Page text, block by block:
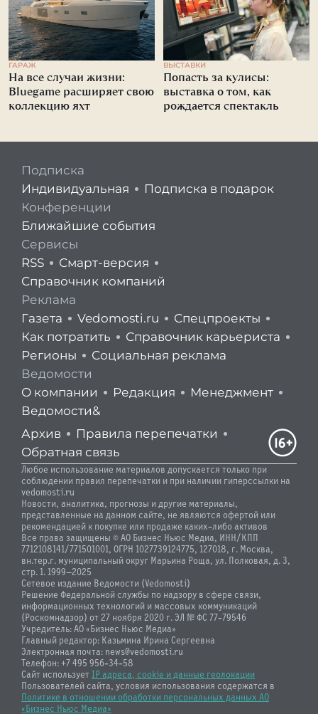
ГАРАЖ
На все случаи жизни:
Bluegame расширяет свою
коллекцию яхт
ВЫСТАВКИ
Попасть за кулисы:
выставка о том, как
рождается спектакль
Подписка
Индивидуальная
Подписка в подарок
Конференции
Ближайшие события
Сервисы
RSS
Смарт-версия
Справочник компаний
Реклама
Газета
Vedomosti.ru
Спецпроекты
Как потратить
Справочник карьериста
Регионы
Социальная реклама
Ведомости
О компании
Редакция
Менеджмент
Ведомости&
Архив
Правила перепечатки
Обратная связь
Любое использование материалов допускается только при
соблюдении правил перепечатки и при наличии гиперссылки на
vedomosti.ru
Новости, аналитика, прогнозы и другие материалы,
представленные на данном сайте, не являются офертой или
рекомендацией к покупке или продаже каких-либо активов
Все права защищены © АО Бизнес Ньюс Медиа, ИНН/КПП
7712108141/771501001, ОГРН 1027739124775, 127018, г. Москва,
вн.тер.г. муниципальный округ Марьина Роща, ул. Полковая, д. 3,
стр. 1. 1999—2025
Сетевое издание Ведомости (Vedomosti)
Решение Федеральной службы по надзору в сфере связи,
информационных технологий и массовых коммуникаций
(Роскомнадзор) от 27 ноября 2020 г. ЭЛ № ФС 77-79546
Учредитель: АО «Бизнес Ньюс Медиа»
Главный редактор: Казьмина Ирина Сергеевна
Электронная почта: news@vedomosti.ru
Телефон: +7 495 956-34-58
Сайт используетIP адреса, cookie и данные геолокации
Пользователей сайта, условия использования содержатся в
Политике в отношении обработки персональных данных АО
«Бизнес Ньюс Медиа»